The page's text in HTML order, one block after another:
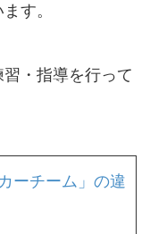
す。
・指導を行って
ーチーム」の違